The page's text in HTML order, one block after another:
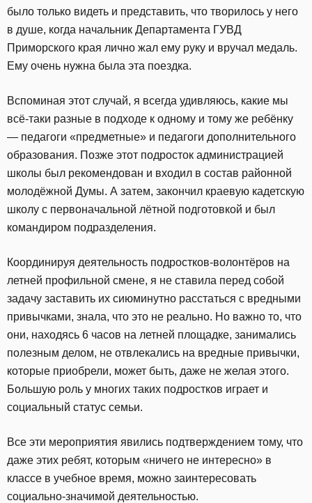
было только видеть и представить, что творилось у него
в душе, когда начальник Департамента ГУВД
Приморского края лично жал ему руку и вручал медаль.
Ему очень нужна была эта поездка.
Вспоминая этот случай, я всегда удивляюсь, какие мы
всё-таки разные в подходе к одному и тому же ребёнку
— педагоги «предметные» и педагоги дополнительного
образования. Позже этот подросток администрацией
школы был рекомендован и входил в состав районной
молодёжной Думы. А затем, закончил краевую кадетскую
школу с первоначальной лётной подготовкой и был
командиром подразделения.
Координируя деятельность подростков-волонтёров на
летней профильной смене, я не ставила перед собой
задачу заставить их сиюминутно расстаться с вредными
привычками, знала, что это не реально. Но важно то, что
они, находясь 6 часов на летней площадке, занимались
полезным делом, не отвлекались на вредные привычки,
которые приобрели, может быть, даже не желая этого.
Большую роль у многих таких подростков играет и
социальный статус семьи.
Все эти мероприятия явились подтверждением тому, что
даже этих ребят, которым «ничего не интересно» в
классе в учебное время, можно заинтересовать
социально-значимой деятельностью.